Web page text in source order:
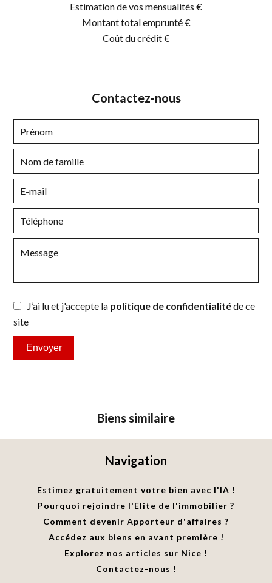
Estimation de vos mensualités €
Montant total emprunté€
Coût du crédit€
Contactez-nous
J’ai lu et j'accepte la politique de confidentialitéde ce
site
Envoyer
Biens similaire
Navigation
Estimez gratuitement votre bien avec l'IA !
Pourquoi rejoindre l'Elite de l'immobilier ?
Comment devenir Apporteur d'affaires ?
Accédez aux biens en avant première !
Explorez nos articles sur Nice !
Contactez-nous !